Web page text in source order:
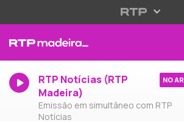
RTP Notícias (RTP
Madeira)
Emissão em simultâneo com RTP
Notícias
NO AR